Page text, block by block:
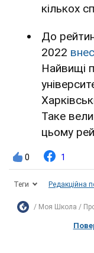
кількох
До
2022
Найвищі
Таке
цьому
0 1
Теги Редакційна
Моя Школа